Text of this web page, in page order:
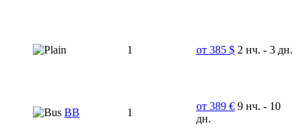
1 от 385 $ 2 нч. - 3 дн.
ВВ 1
от 389 € 9 нч. - 10
дн.